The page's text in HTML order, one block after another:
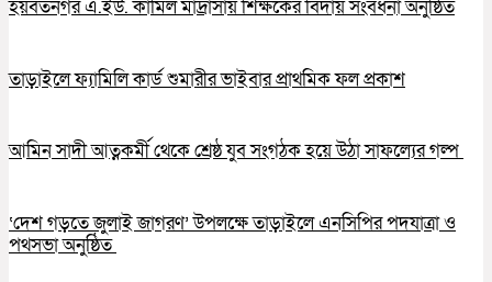
হয়বতনগর এ.ইউ. কামিল মাদ্রাসায় শিক্ষকের বিদায় সংবর্ধনা অনুষ্ঠিত
তাড়াইলে ফ্যামিলি কার্ড শুমারীর ভাইবার প্রাথমিক ফল প্রকাশ
আমিন সাদী আত্নকর্মী থেকে শ্রেষ্ঠ যুব সংগঠক হয়ে উঠা সাফল্যের গল্প
‘দেশ গড়তে জুলাই জাগরণ’ উপলক্ষে তাড়াইলে এনসিপির পদযাত্রা ও
পথসভা অনুষ্ঠিত